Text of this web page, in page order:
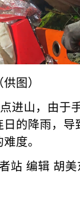
图）
进山，由于
的降雨，
度。
站 编辑 胡